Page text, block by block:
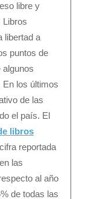
libre y
Libros
libertad a
puntos de
algunos
los últimos
de las
el país. El
libros
reportada
las
al año
de todas las